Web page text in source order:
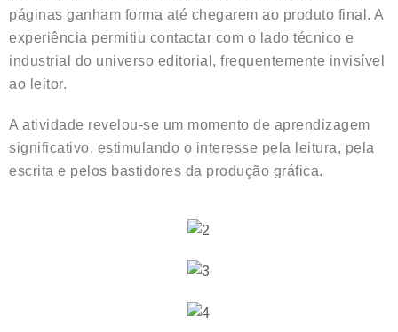
páginas ganham forma até chegarem ao produto final. A
experiência permitiu contactar com o lado técnico e
industrial do universo editorial, frequentemente invisível
ao leitor.
A atividade revelou-se um momento de aprendizagem
significativo, estimulando o interesse pela leitura, pela
escrita e pelos bastidores da produção gráfica.